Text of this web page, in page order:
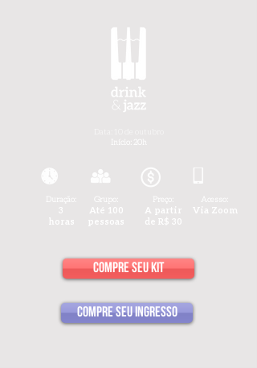
3
horas
Até 100
pessoas
A partir
de R$ 30
Via Zoom
compre seu kit
compre seu ingresso